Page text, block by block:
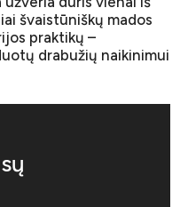
švaistūniškų mados
praktikų –
drabužių naikinimui